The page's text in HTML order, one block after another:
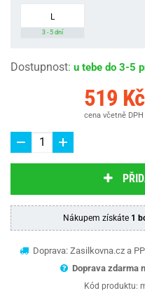
L
3 - 5 dní
Dostupnost: u tebe do 3-5
519 Kč
cena včetně DPH
Nákupem získáte 1
Doprava: Zasilkovna.cz a
Doprava zdarma
Kód produktu: